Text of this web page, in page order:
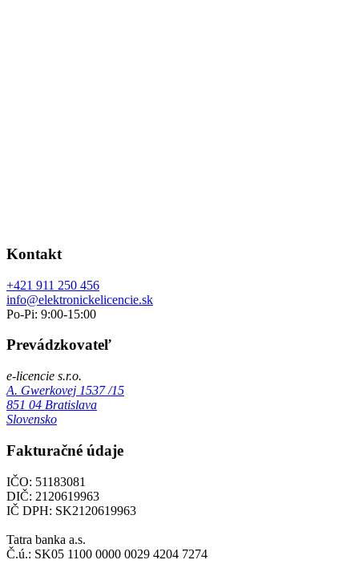
Kontakt
+421 911 250 456
info@elektronickelicencie.sk
Po-Pi: 9:00-15:00
Prevádzkovateľ
e-licencie s.r.o.
A. Gwerkovej 1537 /15
851 04 Bratislava
Slovensko
Fakturačné údaje
IČO: 51183081
DIČ: 2120619963
IČ DPH: SK2120619963
Tatra banka a.s.
Č.ú.: SK05 1100 0000 0029 4204 7274